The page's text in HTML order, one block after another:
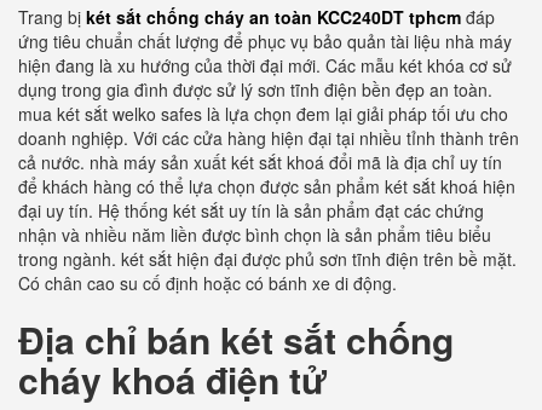
Trang bị két sắt chống cháy an toàn KCC240DT tphcm đáp
ứng tiêu chuẩn chất lượng để phục vụ bảo quản tài liệu nhà máy
hiện đang là xu hướng của thời đại mới. Các mẫu két khóa cơ sử
dụng trong gia đình được sử lý sơn tĩnh điện bền đẹp an toàn.
mua két sắt welko safes là lựa chọn đem lại giải pháp tối ưu cho
doanh nghiệp. Với các cửa hàng hiện đại tại nhiều tỉnh thành trên
cả nước. nhà máy sản xuất két sắt khoá đổi mã là địa chỉ uy tín
để khách hàng có thể lựa chọn được sản phẩm két sắt khoá hiện
đại uy tín. Hệ thống két sắt uy tín là sản phẩm đạt các chứng
nhận và nhiều năm liền được bình chọn là sản phẩm tiêu biểu
trong ngành. két sắt hiện đại được phủ sơn tĩnh điện trên bề mặt.
Có chân cao su cố định hoặc có bánh xe di động.
Địa chỉ bán két sắt chống
cháy khoá điện tử